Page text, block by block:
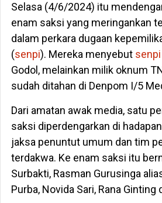
Selasa (4/6/2024) itu
enam saksi yang meringankan
dalam perkara dugaan
(senpi). Mereka menyebut senpi
Godol, melainkan milik oknum
sudah ditahan di Denpom I/5
Dari amatan awak media, satu
saksi diperdengarkan di
jaksa penuntut umum dan tim
terdakwa. Ke enam saksi itu
Surbakti, Rasman Gurusinga
Purba, Novida Sari, Rana Ginting